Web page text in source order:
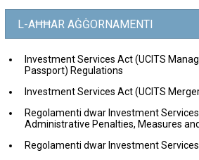
L-AĦĦAR AĠĠORNAMENTI
Investment Services Act (UCITS
Passport) Regulations
Investment Services Act (UCITS
Regolamenti dwar Investment
Administrative Penalties, Measures
Regolamenti dwar Investment